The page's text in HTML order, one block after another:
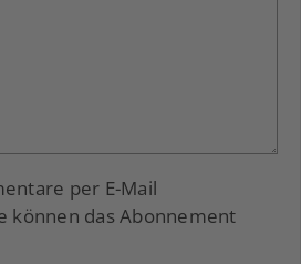
per E-Mail
können das Abonnement